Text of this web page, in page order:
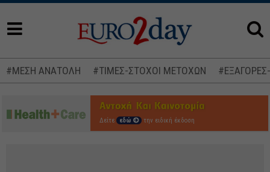
#ΜΕΣΗ ΑΝΑΤΟΛΗ #ΤΙΜΕΣ-ΣΤΟΧΟΙ ΜΕΤΟΧΩΝ
Δείτε εδώ την ειδική έκδοση